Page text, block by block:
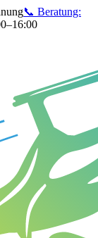
📞 Beratung: